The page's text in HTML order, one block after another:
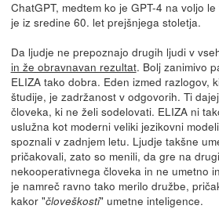
ChatGPT, medtem ko je GPT-4 na voljo
je iz sredine 60. let prejšnjega stoletja.
Da ljudje ne prepoznajo drugih ljudi v
in že obravnavan rezultat. Bolj zanimivo
ELIZA tako dobra. Eden izmed razlogov,
študije, je zadržanost v odgovorih. Ti
človeka, ki ne želi sodelovati. ELIZA ni
uslužna kot moderni veliki jezikovni
spoznali v zadnjem letu. Ljudje takšne
pričakovali, zato so menili, da gre na
nekooperativnega človeka in ne umetno
je namreč ravno tako merilo družbe,
kakor "človeškosti" umetne inteligence.